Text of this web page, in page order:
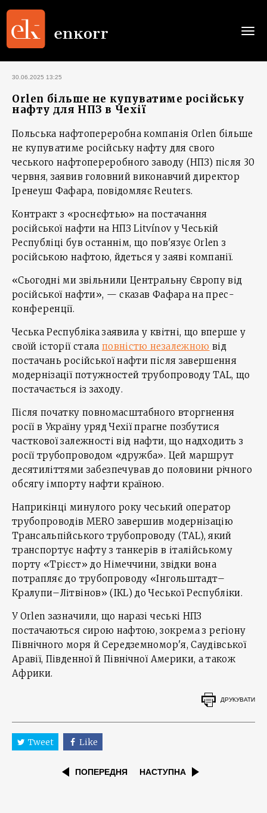
30.06.2025 13:25
Orlen більше не купуватиме російську
нафту для НПЗ в Чехії
Польська нафтопереробна компанія Orlen більше
не купуватиме російську нафту для свого
чеського нафтопереробного заводу (НПЗ) після 30
червня, заявив головний виконавчий директор
Іренеуш Фафара, повідомляє Reuters.
Контракт з «роснєфтью» на постачання
російської нафти на НПЗ Litvínov у Чеській
Республіці був останнім, що пов'язує Orlen з
російською нафтою, йдеться у заяві компанії.
«Сьогодні ми звільнили Центральну Європу від
російської нафти», — сказав Фафара на прес-
конференції.
Чеська Республіка заявила у квітні, що вперше у
своїй історії стала повністю незалежною від
постачань російської нафти після завершення
модернізації потужностей трубопроводу TAL, що
постачається із заходу.
Після початку повномасштабного вторгнення
росії в Україну уряд Чехії прагне позбутися
часткової залежності від нафти, що надходить з
росії трубопроводом «дружба». Цей маршрут
десятиліттями забезпечував до половини річного
обсягу імпорту нафти країною.
Наприкінці минулого року чеський оператор
трубопроводів MERO завершив модернізацію
Трансальпійського трубопроводу (TAL), який
транспортує нафту з танкерів в італійському
порту «Трієст» до Німеччини, звідки вона
потрапляє до трубопроводу «Інгольштадт–
Кралупи–Літвінов» (IKL) до Чеської Республіки.
У Orlen зазначили, що наразі чеські НПЗ
постачаються сирою нафтою, зокрема з регіону
Північного моря й Середземномор'я, Саудівської
Аравії, Південної й Північної Америки, а також
Африки.
ДРУКУВАТИ
Tweet Like
ПОПЕРЕДНЯ НАСТУПНА